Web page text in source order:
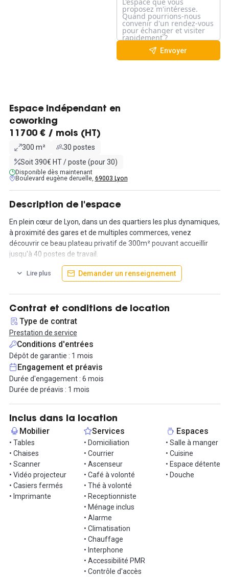
Envoyer
Espace indépendant en
coworking
11700 € / mois (HT)
300 m²
30 postes
Soit 390€ HT / poste (pour 30)
Disponible dès maintenant
Boulevard eugène deruelle, 69003 Lyon
Description de l'espace
En plein cœur de Lyon, dans un des quartiers les plus dynamiques,
à proximité des gares et de multiples commerces, venez
découvrir ce beau plateau privatif de 300m² pouvant accueillir
jusqu'à 40 postes de travail.
Il sera aménagé selon vos besoins. En effet, les cloisons peuvent
le logo de votre entreprise peuvent être installés. Il en est de
même pour l'aménagement mobilier et l'aménagement des
différents espaces : c'est vous qui décidez de combien de
bureaux, de combien de salles de réunion et de combien de call-
boxes vous avez besoin. Dès que l'espace sera aménagé, vous
pourrez vous installez immédiatement le loyer comprend toutes
les charges : électricité, internet haut-débit, chauffage.
Et le petit plus : un office manager est présent dans l'immeuble
pour répondre à vos demandes.
Une kitchenette privative équipée sera à votre disposition ainsi
que votre propres sanitaires.
Pour résumer, pour 11 700€ HT vous avez votre plateau privatif
avec toutes les charges comprises, le mobilier, la personnalisation
des espaces et un service d'office manager et de conciergerie.
Possibilité de tarifs dégressifs selon la durée d'engagement.
Lire plus Demander un renseignement
Contrat et conditions de location
Type de contrat
Prestation de service
Conditions d'entrées
Dépôt de garantie : 1 mois
Engagement et préavis
Durée d'engagement : 6 mois
Durée de préavis : 1 mois
Inclus dans la location
Mobilier
• Tables
• Chaises
• Scanner
• Vidéo projecteur
• Casiers fermés
• Imprimante
Services
• Domiciliation
• Courrier
• Ascenseur
• Café à volonté
• Thé à volonté
• Receptionniste
• Ménage inclus
• Alarme
• Climatisation
• Chauffage
• Interphone
• Accessibilité PMR
• Contrôle d'accès
Espaces
• Salle à manger
• Cuisine
• Espace détente
• Douche